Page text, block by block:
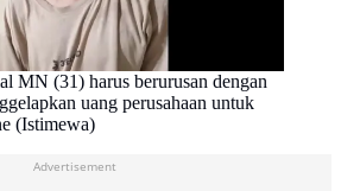
MN (31) harus berurusan dengan
uang perusahaan untuk
(Istimewa)
Advertisement